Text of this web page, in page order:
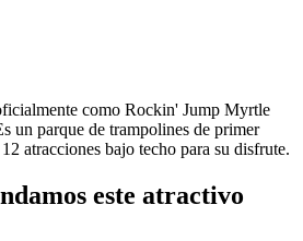
como Rockin' Jump Myrtle
un parque de trampolines de primer
atracciones bajo techo para su disfrute.
este atractivo